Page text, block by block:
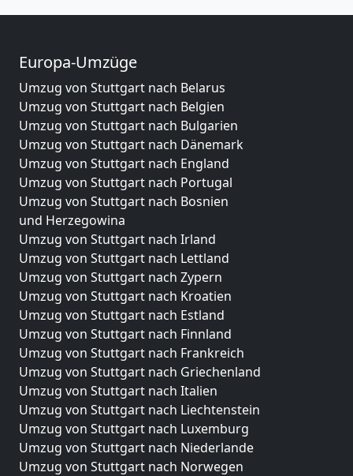
Europa-Umzüge
Umzug von Stuttgart nach Belarus
Umzug von Stuttgart nach Belgien
Umzug von Stuttgart nach Bulgarien
Umzug von Stuttgart nach Dänemark
Umzug von Stuttgart nach England
Umzug von Stuttgart nach Portugal
Umzug von Stuttgart nach Bosnien
und Herzegowina
Umzug von Stuttgart nach Irland
Umzug von Stuttgart nach Lettland
Umzug von Stuttgart nach Zypern
Umzug von Stuttgart nach Kroatien
Umzug von Stuttgart nach Estland
Umzug von Stuttgart nach Finnland
Umzug von Stuttgart nach Frankreich
Umzug von Stuttgart nach Griechenland
Umzug von Stuttgart nach Italien
Umzug von Stuttgart nach Liechtenstein
Umzug von Stuttgart nach Luxemburg
Umzug von Stuttgart nach Niederlande
Umzug von Stuttgart nach Norwegen